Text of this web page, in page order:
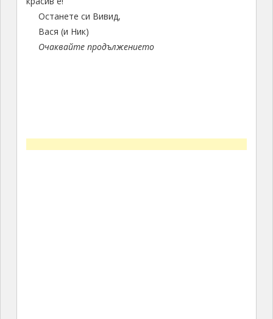
Останете си Вивид,
Вася (и Ник)
Очаквайте продължението